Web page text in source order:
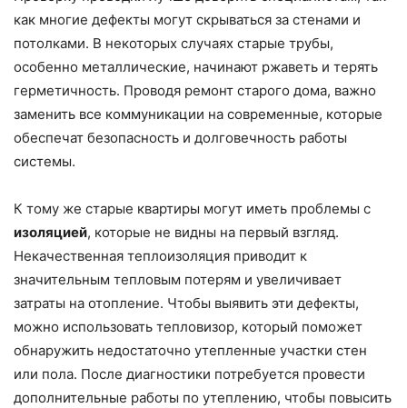
как многие дефекты могут скрываться за стенами и
потолками. В некоторых случаях старые трубы,
особенно металлические, начинают ржаветь и терять
герметичность. Проводя ремонт старого дома, важно
заменить все коммуникации на современные, которые
обеспечат безопасность и долговечность работы
системы.
К тому же старые квартиры могут иметь проблемы с
изоляцией, которые не видны на первый взгляд.
Некачественная теплоизоляция приводит к
значительным тепловым потерям и увеличивает
затраты на отопление. Чтобы выявить эти дефекты,
можно использовать тепловизор, который поможет
обнаружить недостаточно утепленные участки стен
или пола. После диагностики потребуется провести
дополнительные работы по утеплению, чтобы повысить